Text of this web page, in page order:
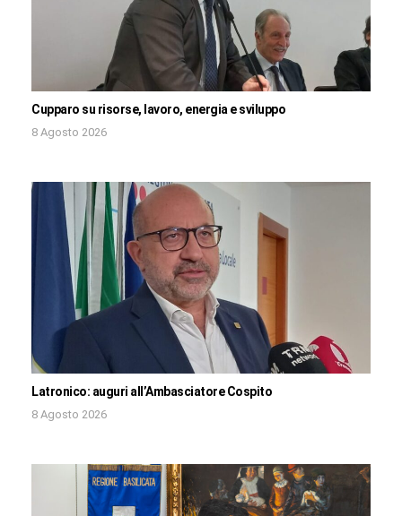
Cupparo su risorse, lavoro, energia e sviluppo
8 Agosto 2026
Latronico: auguri all’Ambasciatore Cospito
8 Agosto 2026